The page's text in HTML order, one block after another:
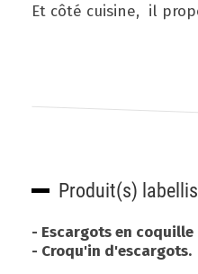
Et côté cuisine, il
Produit(s)
- Escargots en coquille
- Croqu'in d'escargots.